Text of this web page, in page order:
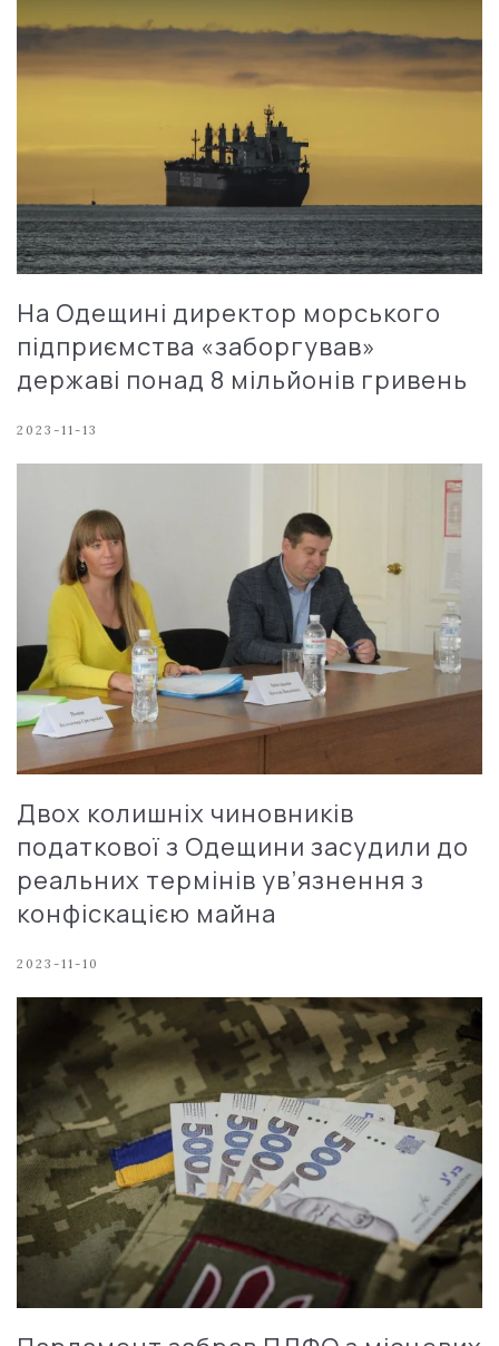
На Одещині директор морського
підприємства «заборгував»
державі понад 8 мільйонів гривень
2023-11-13
Двох колишніх чиновників
податкової з Одещини засудили до
реальних термінів ув’язнення з
конфіскацією майна
2023-11-10